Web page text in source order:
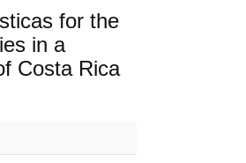
for the
in a
Costa Rica